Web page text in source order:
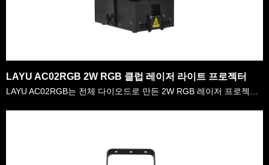
LAYU AC02RGB 2W RGB 클럽 레이저 라이트 프로젝터